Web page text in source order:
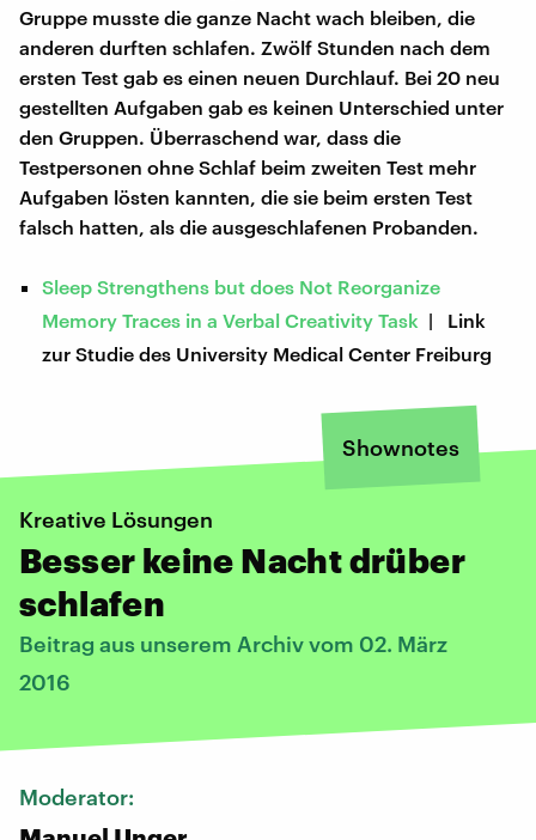
Gruppe musste die ganze Nacht wach bleiben, die
anderen durften schlafen. Zwölf Stunden nach dem
ersten Test gab es einen neuen Durchlauf. Bei 20 neu
gestellten Aufgaben gab es keinen Unterschied unter
den Gruppen. Überraschend war, dass die
Testpersonen ohne Schlaf beim zweiten Test mehr
Aufgaben lösten kannten, die sie beim ersten Test
falsch hatten, als die ausgeschlafenen Probanden.
Sleep Strengthens but does Not Reorganize
Memory Traces in a Verbal Creativity Task | Link
zur Studie des University Medical Center Freiburg
Shownotes
Kreative Lösungen
Besser keine Nacht drüber
schlafen
Beitrag aus unserem Archiv vom 02. März
2016
Moderator: